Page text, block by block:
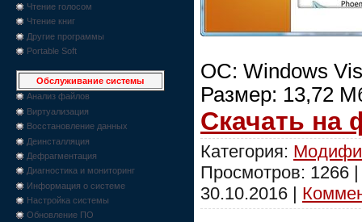
Чтение голосом
Чтение книг
Другие программы
Portable Soft
Обслуживание системы
Анализ файлов
Виртуализация
Восстановление данных
Деинсталляция
Дефрагментация
Диагностика и мониторинг
Информация о системе
Настройка системы
Обновление ПО
ОС: Windows
Размер: 13,72
Скачать на
Категория:
Просмотров: 1266
30.10.2016 |